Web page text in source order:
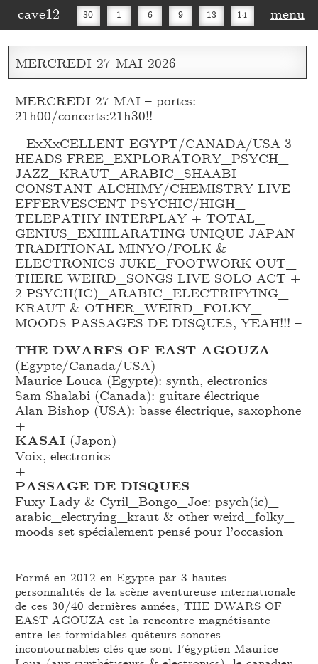
cave12 30 1 6 9 13 14
16 20 27 30
menu
MERCREDI 27 MAI 2026
MERCREDI 27 MAI – portes:
21h00/concerts:21h30!!
– ExXxCELLENT EGYPT/CANADA/USA 3
HEADS FREE_EXPLORATORY_PSYCH_
JAZZ_KRAUT_ ARABIC_ SHAABI
CONSTANT ALCHIMY/CHEMISTRY LIVE
EFFERVESCENT PSYCHIC/HIGH_
TELEPATHY INTERPLAY + TOTAL_
GENIUS_EXHILARATING UNIQUE JAPAN
TRADITIONAL MINYO/FOLK &
ELECTRONICS JUKE_FOOTWORK OUT_
THERE WEIRD_ SONGS LIVE SOLO ACT +
2 PSYCH(IC)_ ARABIC_ELECTRIFYING_
KRAUT & OTHER_WEIRD_FOLKY_
MOODS PASSAGES DE DISQUES, YEAH!!! –
THE DWARFS OF EAST AGOUZA
(Egypte/Canada/USA)
Maurice Louca (Egypte): synth, electronics
Sam Shalabi (Canada): guitare électrique
Alan Bishop (USA): basse électrique, saxophone
+
KASAI (Japon)
Voix, electronics
+
PASSAGE DE DISQUES
Fuxy Lady & Cyril_Bongo_ Joe: psych(ic)_
arabic_electrying_kraut & other weird_folky_
moods set spécialement pensé pour l’occasion
Formé en 2012 en Egypte par 3 hautes-
personnalités de la scène aventureuse internationale
de ces 30/40 dernières années, THE DWARS OF
EAST AGOUZA est la rencontre magnétisante
entre les formidables quêteurs sonores
incontournables-clés que sont l’égyptien Maurice